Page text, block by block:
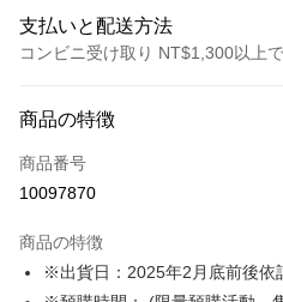
支払いと配送方法
コンビニ受け取り NT$1,300以上
クレジットカード1回払い
コンビニ店頭代金引換
Apple Pay
商品の特徴
商品番号
10097870
商品の特徴
※出貨日：2025年2月底前後依